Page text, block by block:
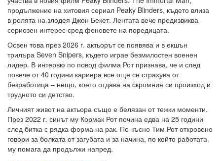
продължение на хитовия сериал Peaky Blinders, където влиза
в ролята на злодея Джон Бекет. Лентата вече предизвиква
сериозен интерес сред феновете на поредицата.
Освен това през 2026 г. актьорът се появява и в екшън
трилъра Seven Snipers, където играе безмилостен военен
лидер. В интервю по повод филма Рот признава, че и след
повече от 40 години кариера все още се страхува от
безработица – нещо, което отдава на скромния си произход и
трудното си детство.
Личният живот на актьора също е белязан от тежки моменти.
През 2022 г. синът му Кормак Рот почина едва на 25 години
след битка с рядка форма на рак. По-късно Тим Рот откровено
говори за болката от загубата и за начина, по който работата
му помага да продължи напред.